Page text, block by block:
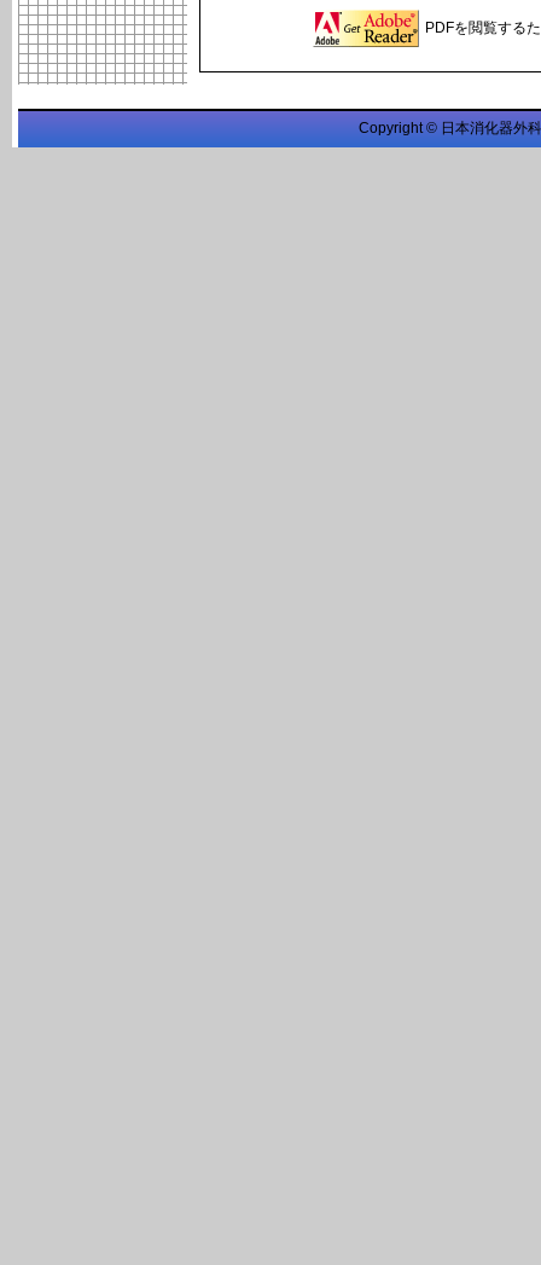
PDFを閲覧する
Copyright © 日本消化器外